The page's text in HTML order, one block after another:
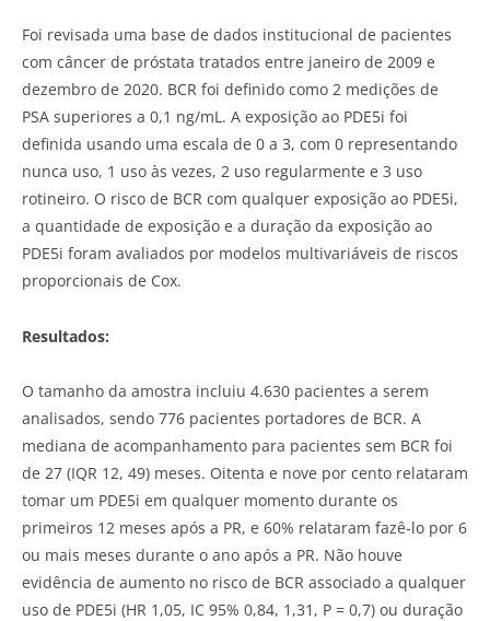
Foi revisada uma base de dados institucional de pacientes
com câncer de próstata tratados entre janeiro de 2009 e
dezembro de 2020. BCR foi definido como 2 medições de
PSA superiores a 0,1 ng/mL. A exposição ao PDE5i foi
definida usando uma escala de 0 a 3, com 0 representando
nunca uso, 1 uso às vezes, 2 uso regularmente e 3 uso
rotineiro. O risco de BCR com qualquer exposição ao PDE5i,
a quantidade de exposição e a duração da exposição ao
PDE5i foram avaliados por modelos multivariáveis ​​de riscos
proporcionais de Cox.
Resultados:
O tamanho da amostra incluiu 4.630 pacientes a serem
analisados, sendo 776 pacientes portadores de BCR. A
mediana de acompanhamento para pacientes sem BCR foi
de 27 (IQR 12, 49) meses. Oitenta e nove por cento relataram
tomar um PDE5i em qualquer momento durante os
primeiros 12 meses após a PR, e 60% relataram fazê-lo por 6
ou mais meses durante o ano após a PR. Não houve
evidência de aumento no risco de BCR associado a qualquer
uso de PDE5i (HR 1,05, IC 95% 0,84, 1,31, P = 0,7) ou duração